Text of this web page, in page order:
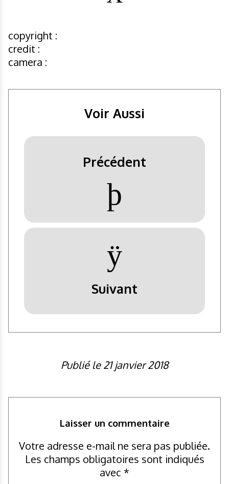
copyright :
credit :
camera :
Voir Aussi
Précédent
þ
ÿ
Suivant
Publié le 21 janvier 2018
Laisser un commentaire
Votre adresse e-mail ne sera pas publiée.
Les champs obligatoires sont indiqués
avec *